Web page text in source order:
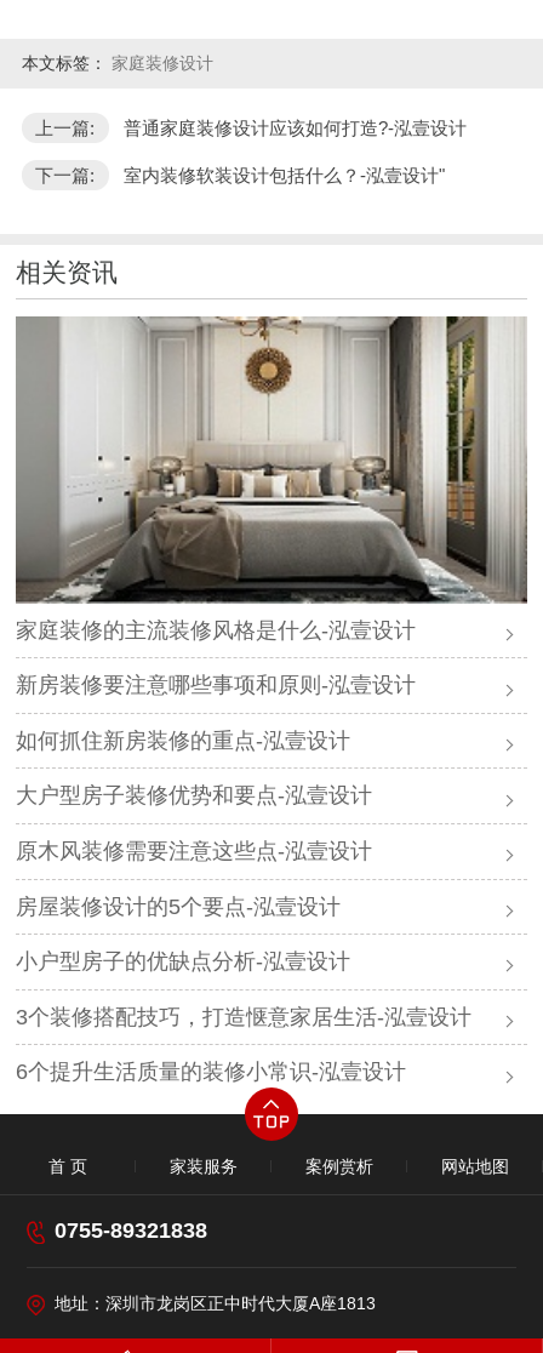
本文标签： 家庭装修设计
上一篇: 普通家庭装修设计应该如何​打造?-泓壹设计
下一篇: 室内装修软装设计包括什么？-泓壹设计"
相关资讯
家庭装修的主流装修风格是什么-泓壹设计
新房装修要注意哪些事项和原则-泓壹设计
如何抓住新房装修的重点-泓壹设计
大户型房子装修优势和要点-泓壹设计
原木风装修需要注意这些点-泓壹设计
房屋装修设计的5个要点-泓壹设计
小户型房子的优缺点分析-泓壹设计
3个装修搭配技巧，打造惬意家居生活-泓壹设计
6个提升生活质量的装修小常识-泓壹设计​
首 页 家装服务 案例赏析 网站地图
0755-89321838
地址：深圳市龙岗区正中时代大厦A座1813